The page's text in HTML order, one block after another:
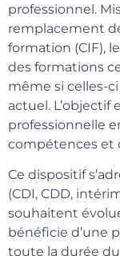
professionnel.
remplacement
formation (CIF),
des formations
même si celles-
actuel. L’objectif
professionnelle
compétences et
Ce dispositif
(CDI, CDD,
souhaitent
bénéficie d’une
toute la durée